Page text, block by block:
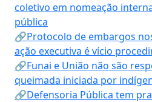
coletivo em nomeação
pública
🔗Protocolo de embargos
ação executiva é vício
🔗Funai e União não são
queimada iniciada por
🔗Defensoria Pública tem